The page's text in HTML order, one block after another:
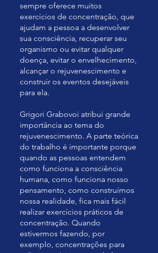
sempre oferece muitos
exercícios de concentração, que
ajudam a pessoa a desenvolver
sua consciência, recuperar seu
organismo ou evitar qualquer
doença, evitar o envelhecimento,
alcançar o rejuvenescimento e
construir os eventos desejáveis
para ela.
Grigori Grabovoi atribui grande
importância ao tema do
rejuvenescimento. A parte teórica
do trabalho é importante porque
quando as pessoas entendem
como funciona a consciência
humana, como funciona nosso
pensamento, como construímos
nossa realidade, fica mais fácil
realizar exercícios práticos de
concentração. Quando
estivermos fazendo, por
exemplo, concentrações para